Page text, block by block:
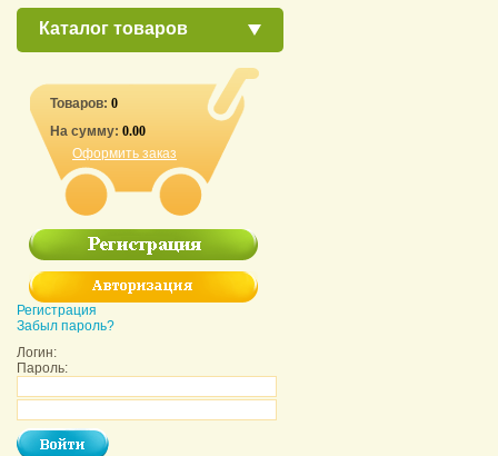
Каталог товаров
Товаров: 0
На сумму: 0.00
Оформить заказ
Регистрация
Забыл пароль?
Логин:
Пароль: